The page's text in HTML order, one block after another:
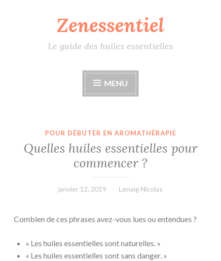
Zenessentiel
Le guide des huiles essentielles
MENU
POUR DÉBUTER EN AROMATHÉRAPIE
Quelles huiles essentielles pour
commencer ?
janvier 12, 2019 Lenaïg Nicolas
Combien de ces phrases avez-vous lues ou entendues ?
« Les huiles essentielles sont naturelles. »
« Les huiles essentielles sont sans danger. »